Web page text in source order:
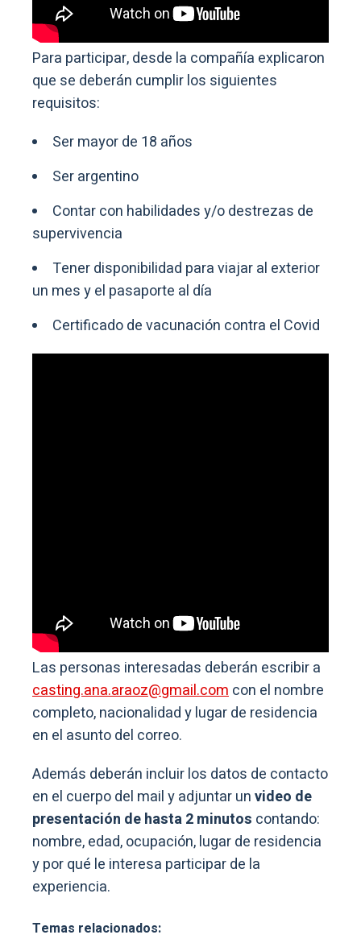
Para participar, desde la compañía explicaron
que se deberán cumplir los siguientes
requisitos:
Ser mayor de 18 años
Ser argentino
Contar con habilidades y/o destrezas de
supervivencia
Tener disponibilidad para viajar al exterior
un mes y el pasaporte al día
Certificado de vacunación contra el Covid
Las personas interesadas deberán escribir a
casting.ana.araoz@gmail.comcon el nombre
completo, nacionalidad y lugar de residencia
en el asunto del correo.
Además deberán incluir los datos de contacto
en el cuerpo del mail y adjuntar unvideo de
presentación de hasta 2 minutos contando:
nombre, edad, ocupación, lugar de residencia
y por qué le interesa participar de la
experiencia.
Temas relacionados: